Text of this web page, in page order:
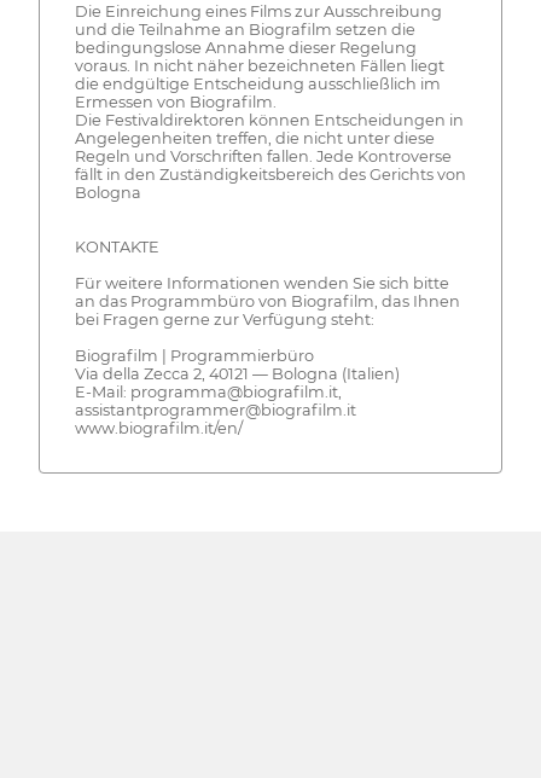
Die Einreichung eines Films zur Ausschreibung
und die Teilnahme an Biografilm setzen die
bedingungslose Annahme dieser Regelung
voraus. In nicht näher bezeichneten Fällen liegt
die endgültige Entscheidung ausschließlich im
Ermessen von Biografilm.
Die Festivaldirektoren können Entscheidungen in
Angelegenheiten treffen, die nicht unter diese
Regeln und Vorschriften fallen. Jede Kontroverse
fällt in den Zuständigkeitsbereich des Gerichts von
Bologna
KONTAKTE
Für weitere Informationen wenden Sie sich bitte
an das Programmbüro von Biografilm, das Ihnen
bei Fragen gerne zur Verfügung steht:
Biografilm | Programmierbüro
Via della Zecca 2, 40121 — Bologna (Italien)
E-Mail: programma@biografilm.it,
assistantprogrammer@biografilm.it
www.biografilm.it/en/